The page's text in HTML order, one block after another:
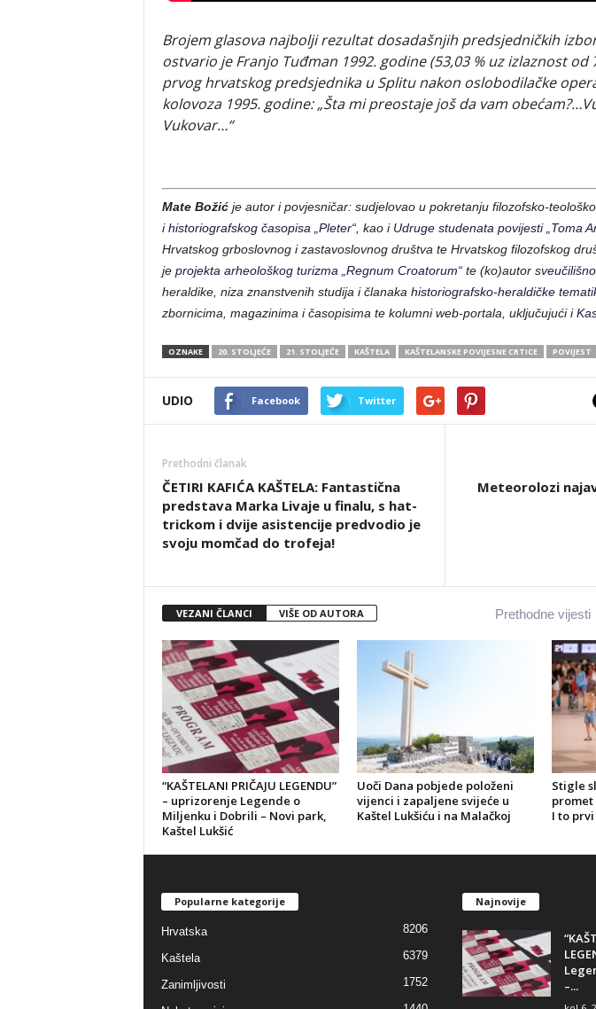
Brojem glasova najbolji rezultat dosadašnjih predsjedničkih
ostvario je Franjo Tuđman 1992. godine (53,03 % uz izlaznost od
prvog hrvatskog predsjednika u Splitu nakon oslobodilačke
kolovoza 1995. godine: „Šta mi preostaje još da vam
Vukovar…“
Mate Božićje autor i povjesničar: sudjelovao u pokretanju filozofsko-
ihistoriografskog časopisa „Pleter“, kao i Udruge studenata povijesti „Toma
Hrvatskog grboslovnog i zastavoslovnog društva te Hrvatskog filozofskog
je projekta arheološkog turizma „Regnum Croatorum“te (ko)autor s
heraldike, niza znanstvenih studija i članaka historiografsko-heraldičke
zbornicima, magazinima i časopisima te kolumni web-portala, uključujući i
OZNAKE 20. STOLJEĆE 21. STOLJEĆE KAŠTELA KAŠTELANSKE POVIJESNE CRTICE POVIJEST
UDIO Facebook Twitter
Prethodni članak
ČETIRI KAFIĆA KAŠTELA: Fantastična
predstava Marka Livaje u finalu, s hat-
trickom i dvije asistencije predvodio je
svoju momčad do trofeja!
Meteorolozi
VEZANI ČLANCI VIŠE OD AUTORA
“KAŠTELANI PRIČAJU LEGENDU”
– uprizorenje Legende o
Miljenku i Dobrili – Novi park,
Kaštel Lukšić
Uoči Dana pobjede položeni
vijenci i zapaljene svijeće u
Kaštel Lukšiću i na Malačkoj
Stigle
promet
I to
Prethodne vijesti
Popularne kategorije
Hrvatska 8206
Kaštela 6379
Zanimljivosti 1752
Najnovije
–...